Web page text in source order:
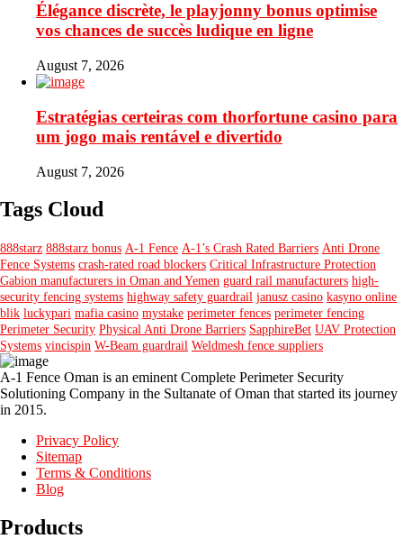
Élégance discrète, le playjonny bonus optimise
vos chances de succès ludique en ligne
August 7, 2026
Estratégias certeiras com thorfortune casino para
um jogo mais rentável e divertido
August 7, 2026
Tags Cloud
888starz 888starz bonus A-1 Fence A-1’s Crash Rated Barriers Anti Drone
Fence Systems crash-rated road blockers Critical Infrastructure Protection
Gabion manufacturers in Oman and Yemen guard rail manufacturers high-
security fencing systems highway safety guardrail janusz casino kasyno online
blik luckypari mafia casino mystake perimeter fences perimeter fencing
Perimeter Security Physical Anti Drone Barriers SapphireBet UAV Protection
Systems vincispin W-Beam guardrail Weldmesh fence suppliers
A-1 Fence Oman is an eminent Complete Perimeter Security
Solutioning Company in the Sultanate of Oman that started its journey
in 2015.
Privacy Policy
Sitemap
Terms & Conditions
Blog
Products